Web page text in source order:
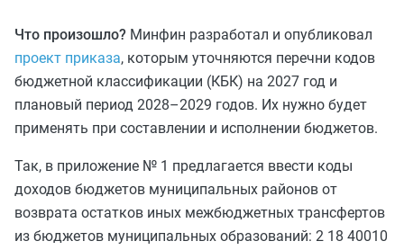
Что произошло? Минфин разработал и опубликовал
проект приказа, которым уточняются перечни кодов
бюджетной классификации (КБК) на 2027 год и
плановый период 2028–2029 годов. Их нужно будет
применять при составлении и исполнении бюджетов.
Так, в приложение № 1 предлагается ввести коды
доходов бюджетов муниципальных районов от
возврата остатков иных межбюджетных трансфертов
из бюджетов муниципальных образований: 2 18 40010